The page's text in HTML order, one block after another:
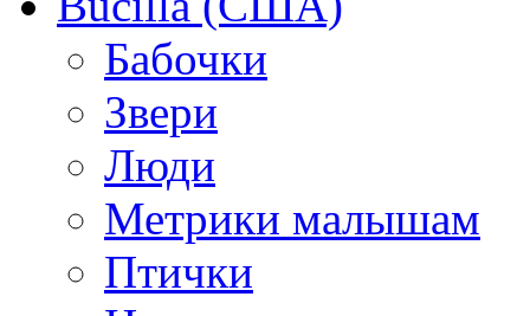
Бабочки
Звери
Люди
Метрики малышам
Птички